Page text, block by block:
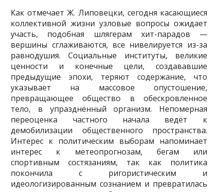
Как отмечает Ж. Липовецки, сегодня касающиеся
коллективной жизни узловые вопросы ожидает
участь, подобная шлягерам хит-парадов —
вершины сглаживаются, все нивелируется из-за
равнодушия. Социальные институты, великие
ценности и конечные цели, создававшие
предыдущие эпохи, теряют содержание, что
указывает на массовое опустошение,
превращающее общество в обескровленное
тело, в упразднённый организм. Непомерная
переоценка частного начала ведёт к
демобилизации общественного пространства.
Интерес к политическим выборам напоминает
интерес к метеопрогнозам, бегам или
спортивным состязаниям, так как политика
покончила с ригористическим и
идеологизированным сознанием и превратилась